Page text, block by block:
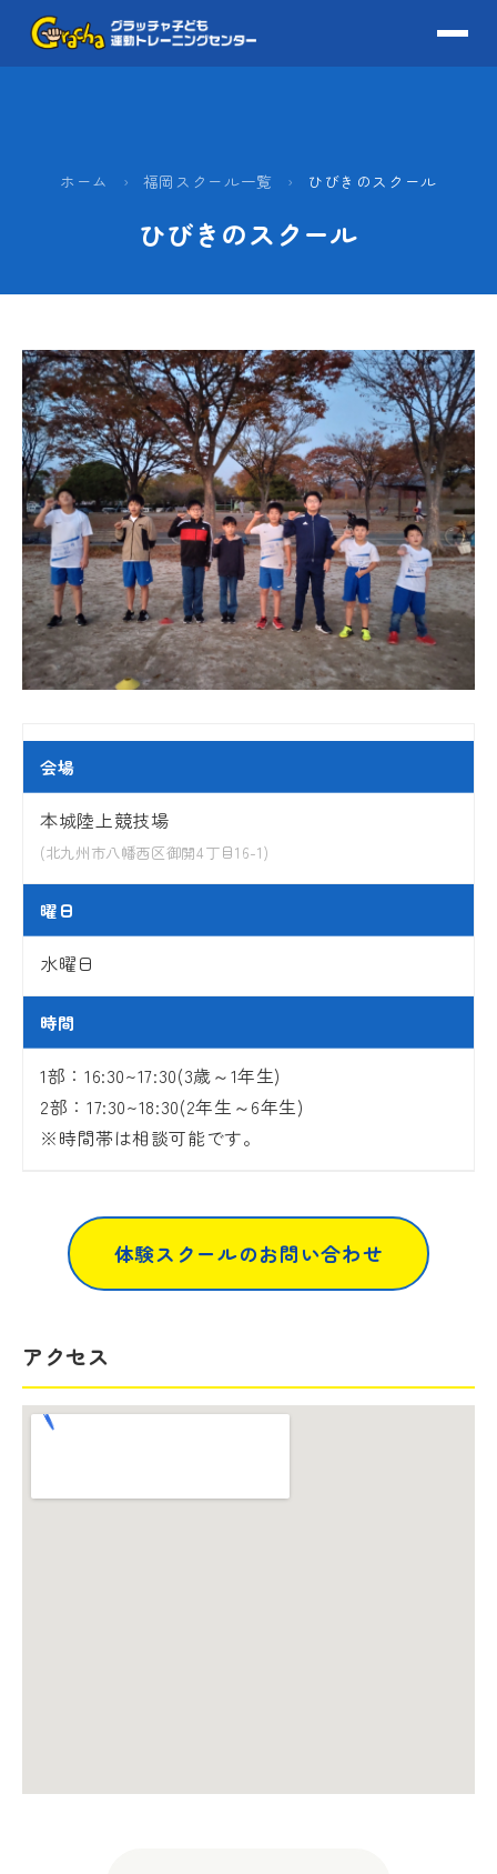
ホーム › 福岡スクール一覧 › ひびきのスクール
ひびきのスクール
会場
本城陸上競技場
(北九州市八幡西区御開4丁目16-1)
曜日
水曜日
時間
1部：16:30~17:30(3歳～1年生)
2部：17:30~18:30(2年生～6年生)
※時間帯は相談可能です。
体験スクールのお問い合わせ
アクセス